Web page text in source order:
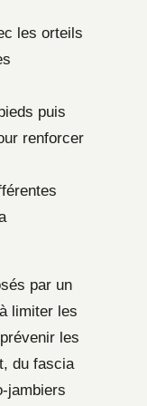
les orteils
puis
renforcer
par un
limiter les
les
du fascia
jambiers